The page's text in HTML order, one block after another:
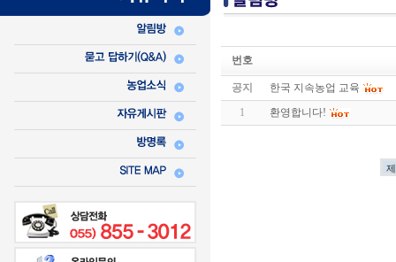
번호
공지
한국 지속농업 교육
1
환영합니다!